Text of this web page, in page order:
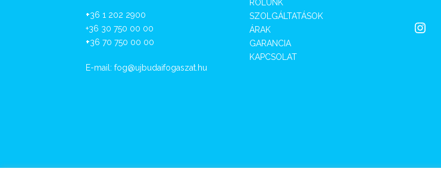
+36 1 202 2900
+36 30 750 00 00
+36 70 750 00 00
E-mail: fog@ujbudaifogaszat.hu
RÓLUNK
SZOLGÁLTATÁSOK
ÁRAK
GARANCIA
KAPCSOLAT